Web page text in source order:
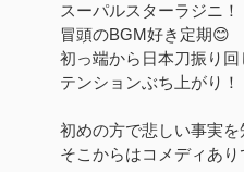
スーパルスターラジニ！
冒頭のBGM好き定期😊
初っ端から日本刀振り
テンションぶち上がり！
初めの方で悲しい事実
そこからはコメディあ